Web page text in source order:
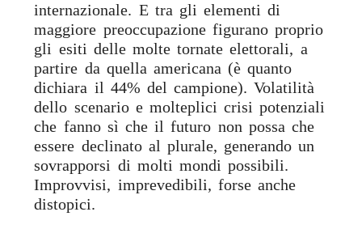
internazionale. E tra gli elementi di
maggiore preoccupazione figurano proprio
gli esiti delle molte tornate elettorali, a
partire da quella americana (è quanto
dichiara il 44% del campione). Volatilità
dello scenario e molteplici crisi potenziali
che fanno sì che il futuro non possa che
essere declinato al plurale, generando un
sovrapporsi di molti mondi possibili.
Improvvisi, imprevedibili, forse anche
distopici.